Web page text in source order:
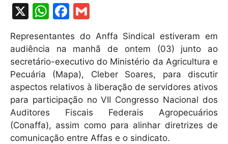
X
W
at
s
A
p
p
F
c
e
b
o
o
k
m
ai
l
Representantes do Anffa Sindical estiveram em
audiência na manhã de ontem (03) junto ao
secretário-executivo do Ministério da Agricultura e
Pecuária (Mapa), Cleber Soares, para discutir
aspectos relativos à liberação de servidores ativos
para participação no VII Congresso Nacional dos
Auditores Fiscais Federais Agropecuários
(Conaffa), assim como para alinhar diretrizes de
comunicação entre Affas e o sindicato.